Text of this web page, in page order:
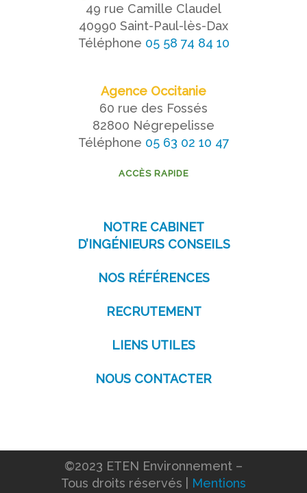
49 rue Camille Claudel
40990 Saint-Paul-lès-Dax
Téléphone 05 58 74 84 10
Agence Occitanie
60 rue des Fossés
82800 Négrepelisse
Téléphone 05 63 02 10 47
ACCÈS RAPIDE
NOTRE CABINET
D’INGÉNIEURS CONSEILS
NOS RÉFÉRENCES
RECRUTEMENT
LIENS UTILES
NOUS CONTACTER
©2023 ETEN Environnement –
Tous droits réservés | Mentions